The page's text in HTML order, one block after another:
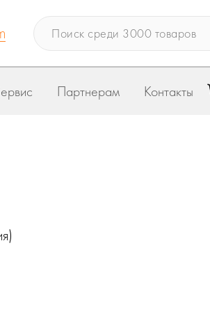
Партнерам Контакты